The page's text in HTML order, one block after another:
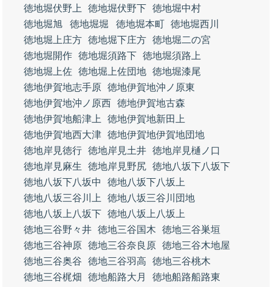
徳地堀伏野上
徳地堀伏野下 徳地堀中村
徳地堀旭
徳地堀堀 徳地堀本町 徳地堀西川
徳地堀上庄方 徳地堀下庄方 徳地堀二の宮
徳地堀開作 徳地堀須路下 徳地堀須路上
徳地堀上佐 徳地堀上佐団地 徳地堀漆尾
徳地伊賀地志手原 徳地伊賀地沖ノ原東
徳地伊賀地沖ノ原西 徳地伊賀地古森
徳地伊賀地船津上
徳地伊賀地新田上
徳地伊賀地西大津 徳地伊賀地伊賀地団地
徳地岸見徳行 徳地岸見土井 徳地岸見樋ノ口
徳地岸見麻生
徳地岸見野尻 徳地八坂下八坂下
徳地八坂下八坂中
徳地八坂下八坂上
徳地八坂三谷川上
徳地八坂三谷川団地
徳地八坂上八坂下 徳地八坂上八坂上
徳地三谷野々井 徳地三谷国木
徳地三谷巣垣
徳地三谷神原 徳地三谷奈良原 徳地三谷木地屋
徳地三谷奥谷
徳地三谷羽高
徳地三谷桃木
徳地三谷梶畑
徳地船路大月
徳地船路船路東